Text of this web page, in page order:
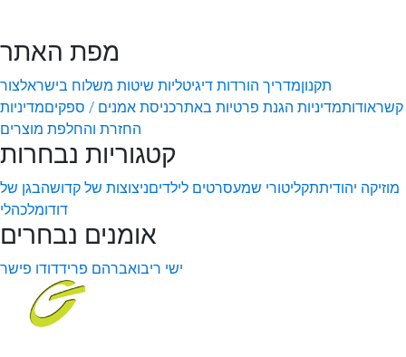
מפת האתר
תקנוןמדריך הורדות דיגיטליות שיטות משלוח בישראלצור
קשראודותמדיניות הגנת פרטיות באתרכניסת אמנים / ספקיםמדיניות
החזרת והחלפת מוצרים
קטגוריות נבחרות
מוזיקה יהודיתתקליטורי שמעסרטים לילדיםניצוצות של קדושהבגן של
דודומלכהלי
אומנים נבחרים
ישי ריבואברהם פרידדודו פישר